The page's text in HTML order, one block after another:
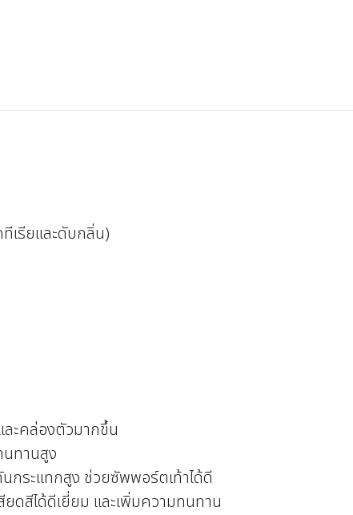
เรียและดับกลิ่น)
ละคล่องตัวมากขึ้น
ทานสูง
กระแทกสูง ช่วยซัพพอร์ตเท้าได้ดี
ดสีได้ดีเยี่ยม และเพิ่มความทนทาน